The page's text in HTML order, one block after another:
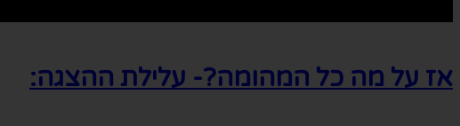
אז על מה כל המהומה?- עלילת ההצגה: